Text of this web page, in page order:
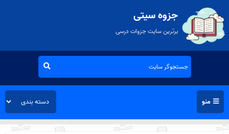
جزوه سیتی
برترین سایت جزوات درسی
منو